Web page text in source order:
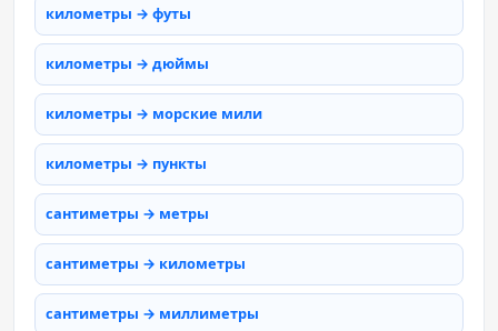
километры → футы
километры → дюймы
километры → морские мили
километры → пункты
сантиметры → метры
сантиметры → километры
сантиметры → миллиметры